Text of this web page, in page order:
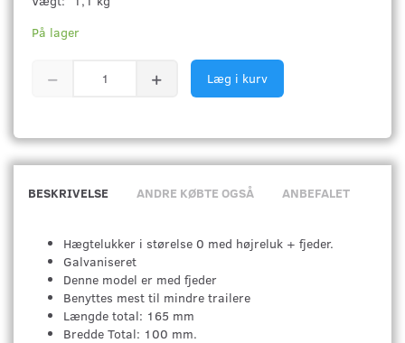
På lager
Læg i kurv
BESKRIVELSE ANDRE KØBTE OGSÅ ANBEFALET
Hægtelukker i størelse 0 med højreluk + fjeder.
Galvaniseret
Denne model er med fjeder
Benyttes mest til mindre trailere
Længde total: 165 mm
Bredde Total: 100 mm.